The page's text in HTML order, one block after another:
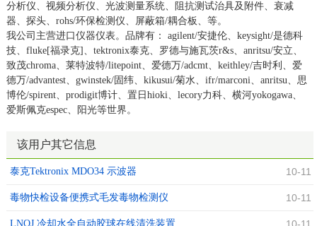
分析仪、视频分析仪、光波测量系统、阻抗测试治具及附件、衰减
器、探头、rohs/环保检测仪、屏蔽箱/耦合板、等。
我公司主营进口仪器仪表。品牌有： agilent/安捷伦、keysight/是德科
技、fluke[福录克]、tektronix泰克、罗德与施瓦茨r&s、anritsu/安立、
致茂chroma、莱特波特/litepoint、爱德万/adcmt、keithley/吉时利、爱
德万/advantest、gwinstek/固纬、kikusui/菊水、ifr/marconi、anritsu、思
博伦/spirent、prodigit博计、置日hioki、lecory力科、横河yokogawa、
爱斯佩克espec、阳光等世界。
该用户其它信息
泰克Tektronix MDO34 示波器 10-11
毒物快检设备便携式毛发毒物检测仪 10-11
LNQJ 冷却水全自动胶球在线清洗装置